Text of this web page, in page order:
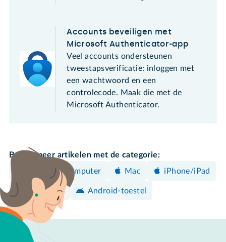
Accounts beveiligen met
Microsoft Authenticator-app
Veel accounts ondersteunen
tweestapsverificatie: inloggen met
een wachtwoord en een
controlecode. Maak die met de
Microsoft Authenticator.
Bekijk meer artikelen met de categorie:
Windows-computer
Mac iPhone/iPad
Beveiligen Android-toestel